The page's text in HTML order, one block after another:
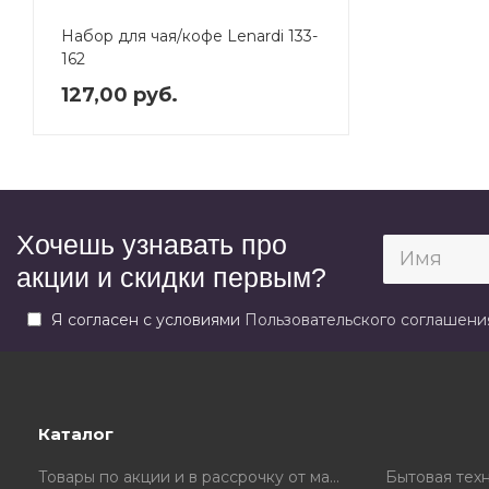
Набор для чая/кофе Lenardi 133-
162
127,00 руб.
Хочешь узнавать про
акции и скидки первым?
Я согласен с условиями Пользовательского
Каталог
Товары по акции и в рассрочку от магазина
Бытовая